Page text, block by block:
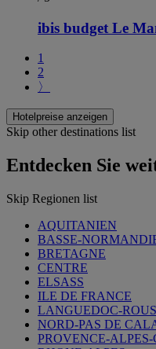
ibis budget Le
1
2
〉
Hotelpreise anzeigen
Skip other destinations list
Entdecken Sie
Skip Regionen list
AQUITANIEN
BASSE-
BRETAGNE
CENTRE
ELSASS
ILE DE FRANCE
LANGUEDOC-
NORD-PAS DE
PROVENCE-